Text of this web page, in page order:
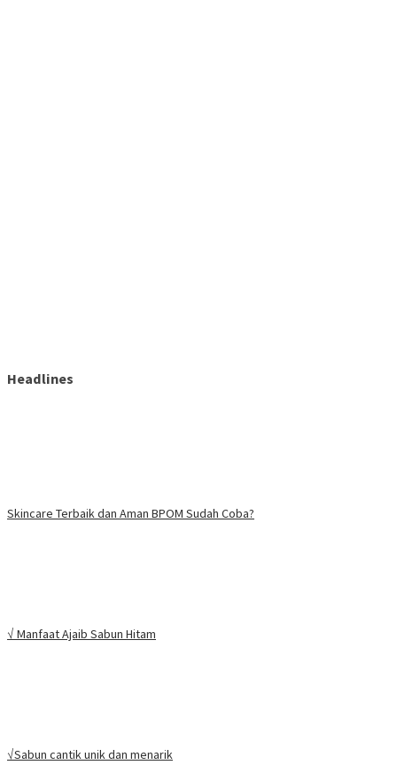
Headlines
Skincare Terbaik dan Aman BPOM Sudah Coba?
√ Manfaat Ajaib Sabun Hitam
√Sabun cantik unik dan menarik